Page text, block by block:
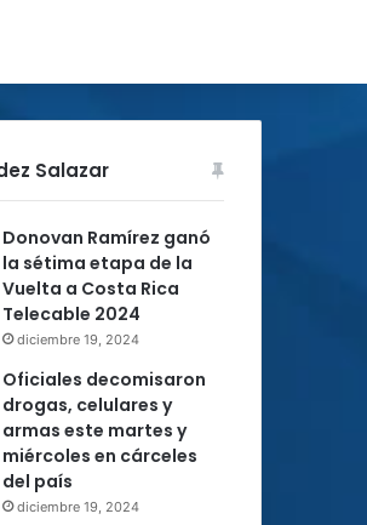
Salazar
Donovan Ramírez ganó
la sétima etapa de la
Vuelta a Costa Rica
Telecable 2024
diciembre 19, 2024
Oficiales decomisaron
drogas, celulares y
armas este martes y
miércoles en cárceles
del país
diciembre 19, 2024